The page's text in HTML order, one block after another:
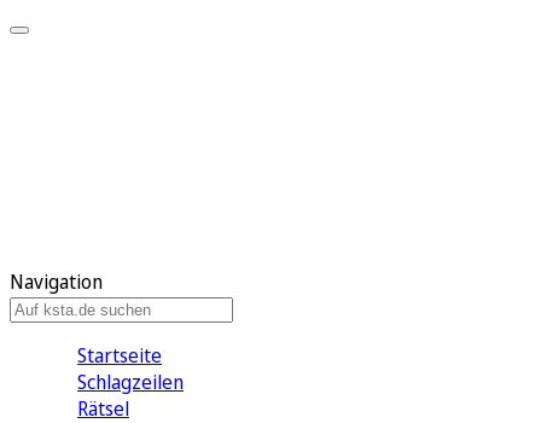
Navigation
Startseite
Schlagzeilen
Rätsel